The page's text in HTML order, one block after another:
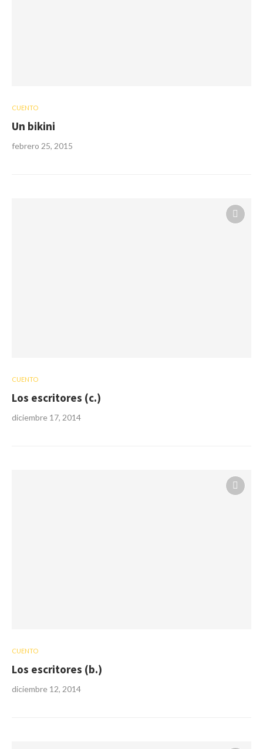
CUENTO
Un bikini
febrero 25, 2015
CUENTO
Los escritores (c.)
diciembre 17, 2014
CUENTO
Los escritores (b.)
diciembre 12, 2014